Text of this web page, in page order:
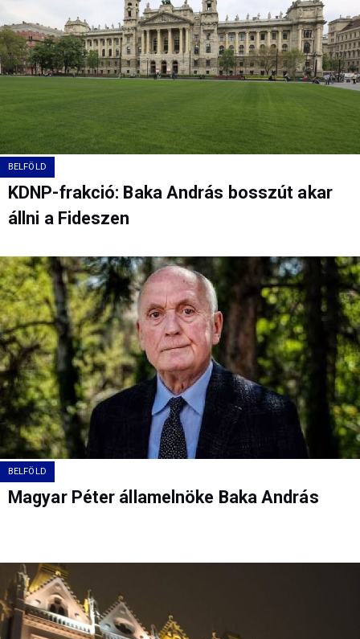
BELFÖLD
KDNP-frakció: Baka András bosszút akar
állni a Fideszen
BELFÖLD
Magyar Péter államelnöke Baka András